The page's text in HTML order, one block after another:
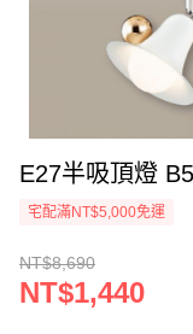
E27半吸頂燈
宅配滿NT$5,000免運
NT$8,690
NT$1,440